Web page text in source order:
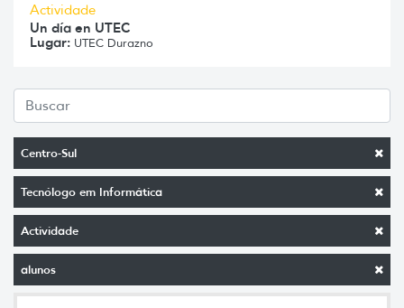
Centro-Sul
Tecnólogo em Informática
Actividade
alunos
Actividade
Un día en UTEC
Lugar: UTEC Durazno